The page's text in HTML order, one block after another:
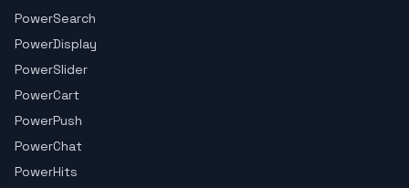
PowerSearch
PowerDisplay
PowerSlider
PowerCart
PowerPush
PowerChat
PowerHits